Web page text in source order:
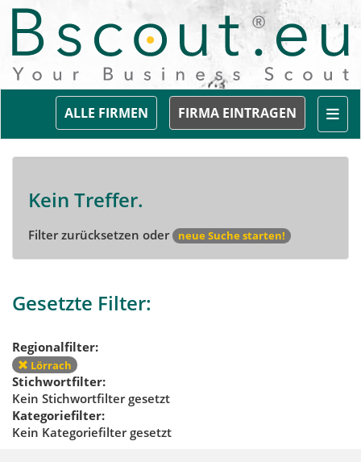
FIRMA EINTRAGEN
ALLE FIRMEN
Kein Treffer.
Filter zurücksetzen oder neue Suche starten!
Gesetzte Filter:
Regionalfilter:
Lörrach
Stichwortfilter:
Kein Stichwortfilter gesetzt
Kategoriefilter:
Kein Kategoriefilter gesetzt